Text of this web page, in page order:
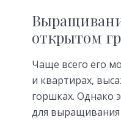
открытом
Чаще всего его
и квартирах,
горшках. Однако
для выращивания